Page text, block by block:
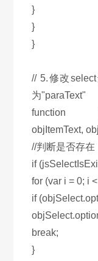
}
}
}
// 5.修改
为"paraText"
function
objItemText,
//判断是否存在
if
for (var i = 0; i
if
break;
}